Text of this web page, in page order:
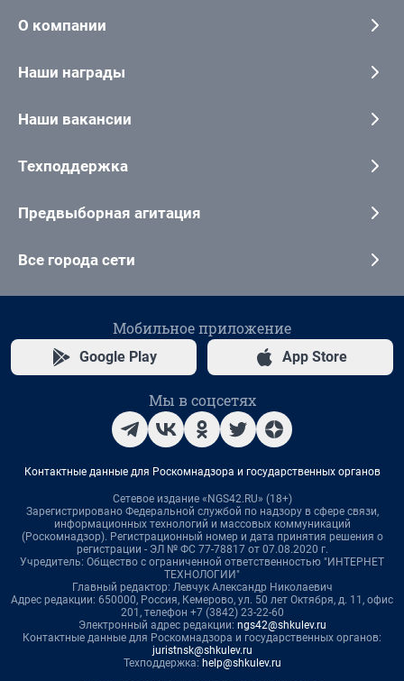
О компании
Наши награды
Наши вакансии
Техподдержка
Предвыборная агитация
Все города сети
Мобильное приложение
Google Play App Store
Мы в соцсетях
Контактные данные для Роскомнадзора и государственных органов
Сетевое издание «NGS42.RU» (18+)
Зарегистрировано Федеральной службой по надзору в сфере связи,
информационных технологий и массовых коммуникаций
(Роскомнадзор). Регистрационный номер и дата принятия решения о
регистрации - ЭЛ № ФС 77-78817 от 07.08.2020 г.
Учредитель: Общество с ограниченной ответственностью "ИНТЕРНЕТ
ТЕХНОЛОГИИ"
Главный редактор: Левчук Александр Николаевич
Адрес редакции: 650000, Россия, Кемерово, ул. 50 лет Октября, д. 11, офис
201, телефон +7 (3842) 23-22-60
Электронный адрес редакции: ngs42@shkulev.ru
Контактные данные для Роскомнадзора и государственных органов:
juristnsk@shkulev.ru
Техподдержка: help@shkulev.ru